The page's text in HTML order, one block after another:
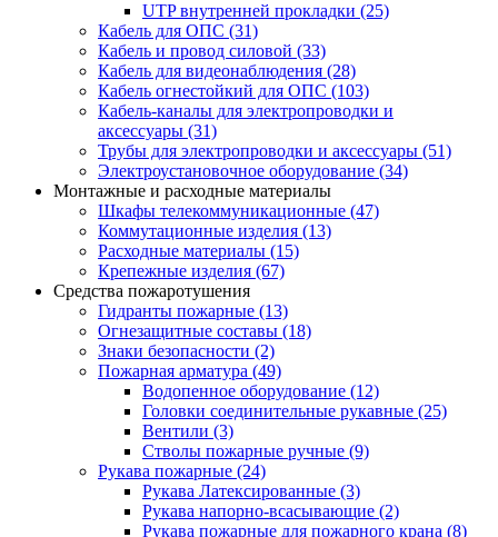
UTP внутренней прокладки (25)
Кабель для ОПС (31)
Кабель и провод силовой (33)
Кабель для видеонаблюдения (28)
Кабель огнестойкий для ОПС (103)
Кабель-каналы для электропроводки и
аксессуары (31)
Трубы для электропроводки и аксессуары (51)
Электроустановочное оборудование (34)
Монтажные и расходные материалы
Шкафы телекоммуникационные (47)
Коммутационные изделия (13)
Расходные материалы (15)
Крепежные изделия (67)
Средства пожаротушения
Гидранты пожарные (13)
Огнезащитные составы (18)
Знаки безопасности (2)
Пожарная арматура (49)
Водопенное оборудование (12)
Головки соединительные рукавные (25)
Вентили (3)
Стволы пожарные ручные (9)
Рукава пожарные (24)
Рукава Латексированные (3)
Рукава напорно-всасывающие (2)
Рукава пожарные для пожарного крана (8)